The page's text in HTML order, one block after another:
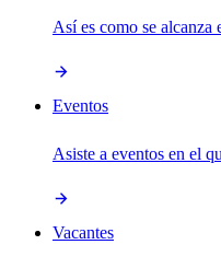
Así es como se alcanza
Eventos
Asiste a eventos en el
Vacantes